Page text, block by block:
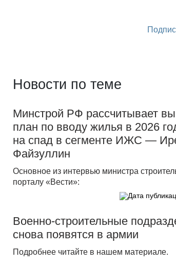
Новости по теме
Минстрой РФ рассчитывает
план по вводу жилья в 2026
на спад в сегменте ИЖС —
Файзуллин
Основное из интервью министра
порталу «Вести»:
Военно-строительные
снова появятся в армии
Подробнее читайте в нашем материале.